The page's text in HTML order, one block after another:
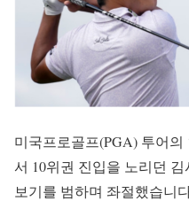
미국프로골프(PGA) 투어의
서 10위권 진입을 노리던
보기를 범하며 좌절했습니